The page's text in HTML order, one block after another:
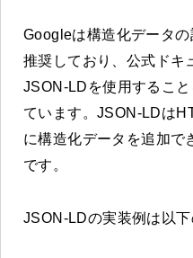
Googleは構造化データ
推奨しており、公式ドキ
JSON-LDを使用するこ
ています。JSON-LDは
に構造化データを追加で
です。
JSON-LDの実装例は以下